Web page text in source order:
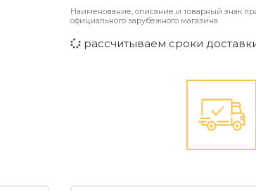
Наименование, описание и товарный знак
официального зарубежного магазина.
рассчитываем сроки